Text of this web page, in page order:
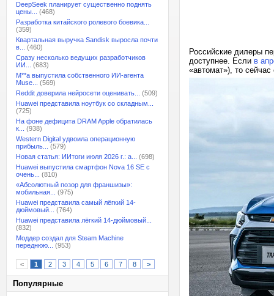
DeepSeek планирует существенно поднять
цены...
(468)
Разработка китайского ролевого боевика...
(359)
Квартальная выручка Sandisk выросла почти
в...
(460)
Сразу несколько ведущих разработчиков
ИИ...
(683)
M**a выпустила собственного ИИ-агента
Muse...
(569)
Reddit доверила нейросети оценивать...
(509)
Huawei представила ноутбук со складным...
(725)
На фоне дефицита DRAM Apple обратилась
к...
(938)
Western Digital удвоила операционную
прибыль...
(579)
Новая статья: ИИтоги июля 2026 г.: а...
(698)
Huawei выпустила смартфон Nova 16 SE с
очень...
(810)
«Абсолютный позор для франшизы»:
мобильная...
(975)
Huawei представила самый лёгкий 14-
дюймовый...
(764)
Huawei представила лёгкий 14-дюймовый...
(832)
Моддер создал для Steam Machine
переднюю...
(953)
< 1 2 3 4 5 6 7 8 >
Популярные
Российские дилеры
доступнее. Если в
«автомат»), то